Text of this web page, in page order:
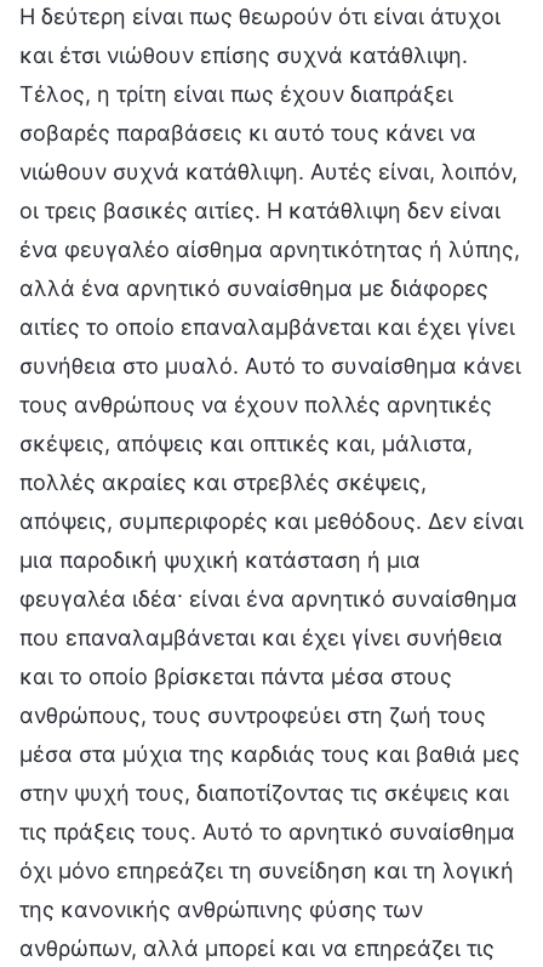
Η δεύτερη είναι πως θεωρούν ότι είναι άτυχοι
και έτσι νιώθουν επίσης συχνά κατάθλιψη.
Τέλος, η τρίτη είναι πως έχουν διαπράξει
σοβαρές παραβάσεις κι αυτό τους κάνει να
νιώθουν συχνά κατάθλιψη. Αυτές είναι, λοιπόν,
οι τρεις βασικές αιτίες. Η κατάθλιψη δεν είναι
ένα φευγαλέο αίσθημα αρνητικότητας ή λύπης,
αλλά ένα αρνητικό συναίσθημα με διάφορες
αιτίες το οποίο επαναλαμβάνεται και έχει γίνει
συνήθεια στο μυαλό. Αυτό το συναίσθημα κάνει
τους ανθρώπους να έχουν πολλές αρνητικές
σκέψεις, απόψεις και οπτικές και, μάλιστα,
πολλές ακραίες και στρεβλές σκέψεις,
απόψεις, συμπεριφορές και μεθόδους. Δεν είναι
μια παροδική ψυχική κατάσταση ή μια
φευγαλέα ιδέα· είναι ένα αρνητικό συναίσθημα
που επαναλαμβάνεται και έχει γίνει συνήθεια
και το οποίο βρίσκεται πάντα μέσα στους
ανθρώπους, τους συντροφεύει στη ζωή τους
μέσα στα μύχια της καρδιάς τους και βαθιά μες
στην ψυχή τους, διαποτίζοντας τις σκέψεις και
τις πράξεις τους. Αυτό το αρνητικό συναίσθημα
όχι μόνο επηρεάζει τη συνείδηση και τη λογική
της κανονικής ανθρώπινης φύσης των
ανθρώπων, αλλά μπορεί και να επηρεάζει τις